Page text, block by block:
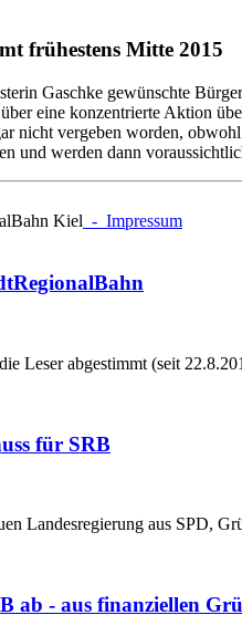
frühestens Mitte 2015
Gaschke gewünschte
eine konzentrierte Aktion
nicht vergeben worden,
und werden dann
Kiel - Impressum
Leser abgestimmt (seit
für SRB
Landesregierung aus SPD,
ab - aus finanziellen